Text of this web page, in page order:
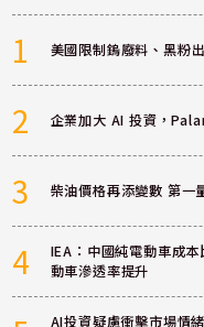
1 美國限制鎢廢料、黑粉
2 企業加大 AI 投資，
3 柴油價格再添變數 第一
4
IEA：中國純電動車成
動車滲透率提升
AI投資疑慮衝擊市場情